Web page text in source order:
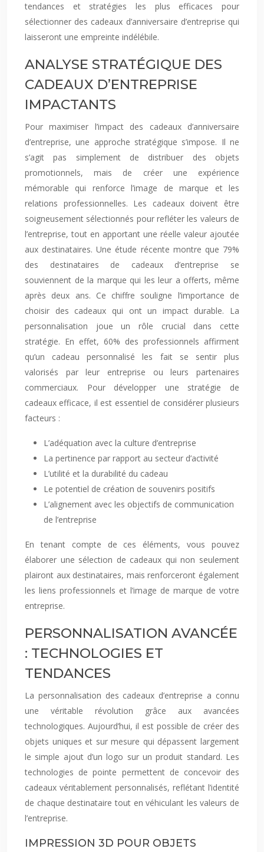
tendances et stratégies les plus efficaces pour
sélectionner des cadeaux d’anniversaire d’entreprise qui
laisseront une empreinte indélébile.
ANALYSE STRATÉGIQUE DES
CADEAUX D’ENTREPRISE
IMPACTANTS
Pour maximiser l’impact des cadeaux d’anniversaire
d’entreprise, une approche stratégique s’impose. Il ne
s’agit pas simplement de distribuer des objets
promotionnels, mais de créer une expérience
mémorable qui renforce l’image de marque et les
relations professionnelles. Les cadeaux doivent être
soigneusement sélectionnés pour refléter les valeurs de
l’entreprise, tout en apportant une réelle valeur ajoutée
aux destinataires. Une étude récente montre que 79%
des destinataires de cadeaux d’entreprise se
souviennent de la marque qui les leur a offerts, même
après deux ans. Ce chiffre souligne l’importance de
choisir des cadeaux qui ont un impact durable. La
personnalisation joue un rôle crucial dans cette
stratégie. En effet, 60% des professionnels affirment
qu’un cadeau personnalisé les fait se sentir plus
valorisés par leur entreprise ou leurs partenaires
commerciaux. Pour développer une stratégie de
cadeaux efficace, il est essentiel de considérer plusieurs
facteurs :
L’adéquation avec la culture d’entreprise
La pertinence par rapport au secteur d’activité
L’utilité et la durabilité du cadeau
Le potentiel de création de souvenirs positifs
L’alignement avec les objectifs de communication
de l’entreprise
En tenant compte de ces éléments, vous pouvez
élaborer une sélection de cadeaux qui non seulement
plairont aux destinataires, mais renforceront également
les liens professionnels et l’image de marque de votre
entreprise.
PERSONNALISATION AVANCÉE
: TECHNOLOGIES ET
TENDANCES
La personnalisation des cadeaux d’entreprise a connu
une véritable révolution grâce aux avancées
technologiques. Aujourd’hui, il est possible de créer des
objets uniques et sur mesure qui dépassent largement
le simple ajout d’un logo sur un produit standard. Les
technologies de pointe permettent de concevoir des
cadeaux véritablement personnalisés, reflétant l’identité
de chaque destinataire tout en véhiculant les valeurs de
l’entreprise.
IMPRESSION 3D POUR OBJETS